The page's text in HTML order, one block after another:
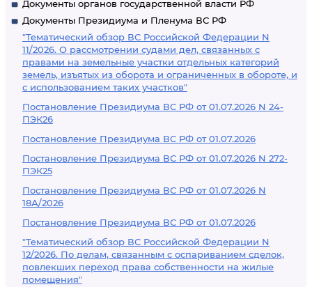
Документы органов государственной власти РФ
Документы Президиума и Пленума ВС РФ
"Тематический обзор ВС Российской Федерации N
11/2026. О рассмотрении судами дел, связанных с
правами на земельные участки отдельных категорий
земель, изъятых из оборота и ограниченных в обороте, и
с использованием таких участков"
Постановление Президиума ВС РФ от 01.07.2026 N 24-
ПЭК26
Постановление Президиума ВС РФ от 01.07.2026
Постановление Президиума ВС РФ от 01.07.2026 N 272-
ПЭК25
Постановление Президиума ВС РФ от 01.07.2026 N
18А/2026
Постановление Президиума ВС РФ от 01.07.2026
"Тематический обзор ВС Российской Федерации N
12/2026. По делам, связанным с оспариванием сделок,
повлекших переход права собственности на жилые
помещения"